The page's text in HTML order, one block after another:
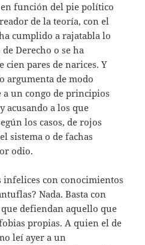
función del pie político
de la teoría, con el
cumplido a rajatabla lo
Derecho o se ha
cien pares de narices. Y
argumenta de modo
un congo de principios
acusando a los que
los casos, de rojos
sistema o de fachas
odio.
infelices con conocimientos
Nada. Basta con
defiendan aquello que
propias. A quien el de
leí ayer a un